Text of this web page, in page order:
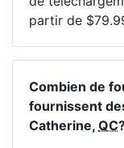
partir de
Combien de
fournissent
Catherine, QC